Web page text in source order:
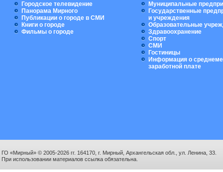
Городское телевидение
Панорама Мирного
Публикации о городе в СМИ
Книги о городе
Фильмы о городе
Муниципальные
Государственные
и учреждения
Образовательные
Здравоохранение
Спорт
СМИ
Гостиницы
Информация о
заработной плате
ГО «Мирный» © 2005-2026 гг. 164170, г. Мирный, Архангельская обл., ул. Ленина, 33.
При использовании материалов ссылка обязательна.